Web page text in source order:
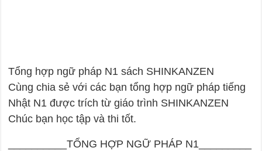
Tổng hợp ngữ pháp N1 sách SHINKANZEN
Cùng chia sẻ với các bạn tổng hợp ngữ pháp tiếng
Nhật N1 được trích từ giáo trình SHINKANZEN
Chúc bạn học tập và thi tốt.
__________TỔNG HỢP NGỮ PHÁP N1_________